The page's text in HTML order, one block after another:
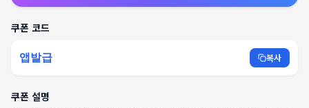
쿠폰 코드
앱발급 복사
쿠폰 설명